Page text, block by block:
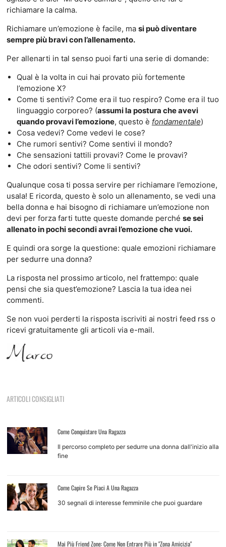
richiamare la calma.
Richiamare un’emozione è facile, ma si può diventare
sempre più bravi con l’allenamento.
Per allenarti in tal senso puoi farti una serie di domande:
Qual è la volta in cui hai provato più fortemente
l’emozione X?
Come ti sentivi? Come era il tuo respiro? Come era il tuo
linguaggio corporeo? (assumi la postura che avevi
quando provavi l’emozione, questo è fondamentale)
Cosa vedevi? Come vedevi le cose?
Che rumori sentivi? Come sentivi il mondo?
Che sensazioni tattili provavi? Come le provavi?
Che odori sentivi? Come li sentivi?
Qualunque cosa ti possa servire per richiamare l’emozione,
usala! E ricorda, questo è solo un allenamento, se vedi una
bella donna e hai bisogno di richiamare un’emozione non
devi per forza farti tutte queste domande perché se sei
allenato in pochi secondi avrai l’emozione che vuoi.
E quindi ora sorge la questione: quale emozioni richiamare
per sedurre una donna?
La risposta nel prossimo articolo, nel frattempo: quale
pensi che sia quest’emozione? Lascia la tua idea nei
commenti.
Se non vuoi perderti la risposta iscriviti ai nostri feed rss o
ricevi gratuitamente gli articoli via e-mail.
ARTICOLI CONSIGLIATI
Come Conquistare Una Ragazza
Il percorso completo per sedurre una donna dall'inizio alla
fine
Come Capire Se Piaci A Una Ragazza
30 segnali di interesse femminile che puoi guardare
Mai Più Friend Zone: Come Non Entrare Più in "Zona Amicizia"